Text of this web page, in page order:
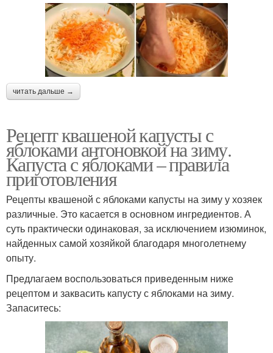
читать дальше →
Рецепт квашеной капусты с
яблоками антоновкой на зиму.
Капуста с яблоками – правила
приготовления
Рецепты квашеной с яблоками капусты на зиму у хозяек
различные. Это касается в основном ингредиентов. А
суть практически одинаковая, за исключением изюминок,
найденных самой хозяйкой благодаря многолетнему
опыту.
Предлагаем воспользоваться приведенным ниже
рецептом и заквасить капусту с яблоками на зиму.
Запаситесь: